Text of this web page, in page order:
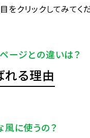
をクリックしてみてく
ージとの違いは？
れる理由
風に使うの？